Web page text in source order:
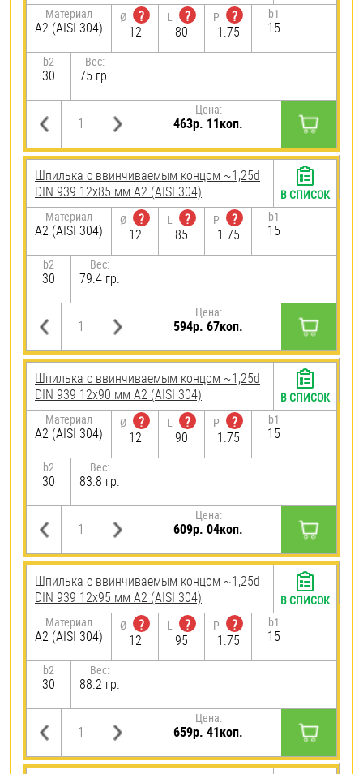
Материал
А2 (AISI 304)
Ø
?
12
L
?
80
P
?
1.75
b1
15
b2
30
Вес:
75 гр.
Цена:
463р. 11коп.
Шпилька c ввинчиваемым концом ~1,25d
DIN 939 12х85 мм А2 (AISI 304)
Материал
А2 (AISI 304)
Ø
?
12
L
?
85
P
?
1.75
b1
15
b2
30
Вес:
79.4 гр.
Цена:
594р. 67коп.
В СПИСОК
Шпилька c ввинчиваемым концом ~1,25d
DIN 939 12х90 мм А2 (AISI 304)
Материал
А2 (AISI 304)
Ø
?
12
L
?
90
P
?
1.75
b1
15
b2
30
Вес:
83.8 гр.
Цена:
609р. 04коп.
В СПИСОК
Шпилька c ввинчиваемым концом ~1,25d
DIN 939 12х95 мм А2 (AISI 304)
Материал
А2 (AISI 304)
Ø
?
12
L
?
95
P
?
1.75
b1
15
b2
30
Вес:
88.2 гр.
Цена:
659р. 41коп.
В СПИСОК